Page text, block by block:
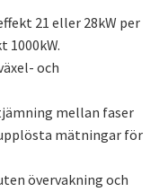
21 eller 28kW per
1000kW.
och
mellan faser
mätningar för
övervakning och